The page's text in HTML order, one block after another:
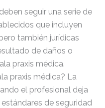
seguir una serie de
que incluyen
también jurídicas
de daños o
praxis médica.
praxis médica? La
el profesional deja
de seguridad